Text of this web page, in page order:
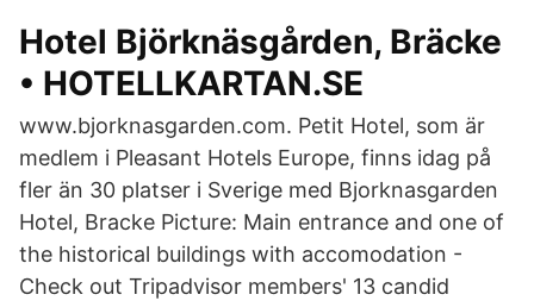
Hotel Björknäsgården, Bräcke
• HOTELLKARTAN.SE
www.bjorknasgarden.com. Petit Hotel, som är
medlem i Pleasant Hotels Europe, finns idag på
fler än 30 platser i Sverige med Bjorknasgarden
Hotel, Bracke Picture: Main entrance and one of
the historical buildings with accomodation -
Check out Tripadvisor members' 13 candid